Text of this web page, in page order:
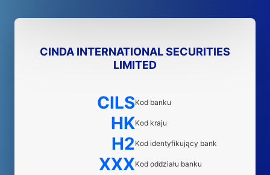
CINDA INTERNATIONAL SECURITIES
LIMITED
CILSKod banku
HKKod kraju
H2Kod identyfikujący bank
XXXKod oddziału banku